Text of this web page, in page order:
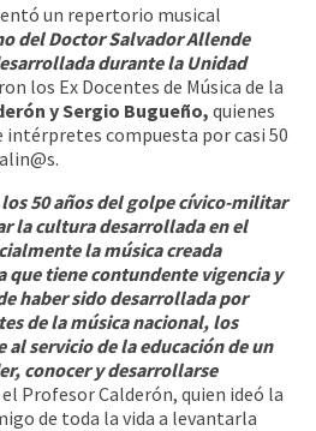
un repertorio musical
del Doctor Salvador Allende
durante la Unidad
los Ex Docentes de Música de la
y Sergio Bugueño,quienes
compuesta por casi 50
50 años del golpe cívico-militar
la cultura desarrollada en el
la música creada
que tiene contundente vigencia y
haber sido desarrollada por
de la música nacional, los
servicio de la educación de un
conocer y desarrollarse
Profesor Calderón, quien ideó la
de toda la vida a levantarla